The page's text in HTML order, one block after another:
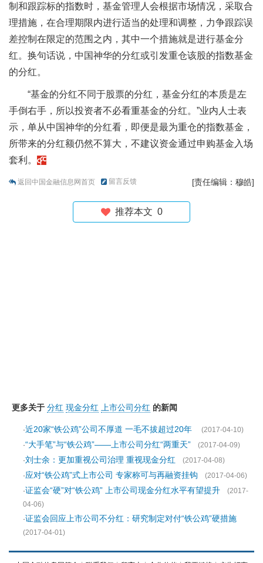
制和跟踪标的指数时，基金管理人会根据市场情况，采取合
理措施，在合理期限内进行适当的处理和调整，力争跟踪误
差控制在限定的范围之内，其中一个措施就是进行基金分
红。换句话说，中国神华的分红或引发重仓该股的指数基金
的分红。
“基金的分红不同于股票的分红，基金分红的本质是左
手倒右手，所以投资者不必看重基金的分红。”业内人士表
示，单从中国神华的分红看，即便是最为重仓的指数基金，
所带来的分红额仍然不算大，不建议资金通过申购基金入场
套利。
返回中国金融信息网首页 留言反馈 [责任编辑：穆皓]
推荐本文 0
更多关于 分红 现金分红 上市公司分红 的新闻
·近20家“铁公鸡”公司不厚道 一毛不拔超过20年
(2017-04-10)
·“大手笔”与“铁公鸡”——上市公司分红“两重天”
(2017-04-09)
·刘士余：更加重视公司治理 重视现金分红
(2017-04-08)
·应对“铁公鸡”式上市公司 专家称可与再融资挂钩
(2017-04-06)
·证监会“硬”对“铁公鸡” 上市公司现金分红水平有望提升
(2017-
04-06)
·证监会回应上市公司不分红：研究制定对付“铁公鸡”硬措施
(2017-04-01)